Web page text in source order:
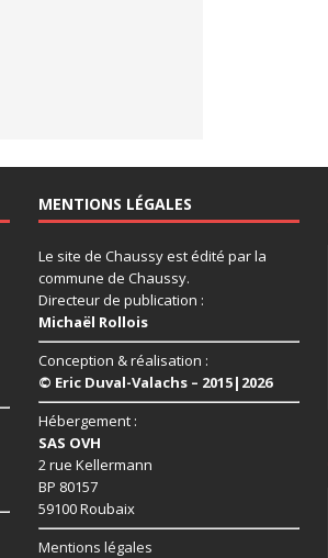
MENTIONS LÉGALES
Le site de Chaussy est édité par la
commune de Chaussy.
Directeur de publication :
Michaël Rollois
Conception & réalisation :
© Eric Duval-Valachs – 2015|2026
Hébergement :
SAS OVH
2 rue Kellermann
BP 80157
59100 Roubaix
Mentions légales